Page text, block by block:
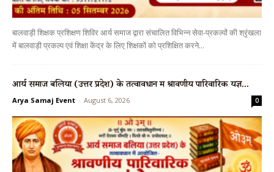
बालवाड़ी शिक्षक प्रशिक्षण शिविर आर्य समाज द्वारा संचालित विभिन्न सेवा-प्रकल्पों की श्रृंखला
में बालवाड़ी प्रकल्प एवं शिक्षा केंद्र के लिए शिक्षकों को प्रशिक्षित करने...
आर्य समाज बलिया (उत्तर प्रदेश) के तत्वावधान में श्रावणीय पारिवारिक यज्ञ...
Arya Samaj Event - August 6, 2026 0